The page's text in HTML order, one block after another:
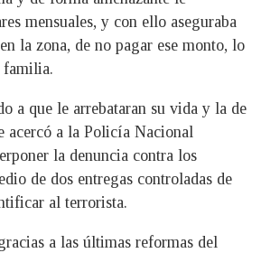
mensuales, y con ello aseguraba
la zona, de no pagar ese monto, lo
familia.
a que le arrebataran su vida y la de
acercó a la Policía Nacional
la denuncia contra los
de dos entregas controladas de
al terrorista.
a las últimas reformas del